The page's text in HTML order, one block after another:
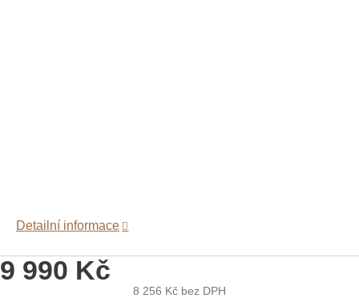
9 990 Kč
8 256 Kč bez DPH
Detailní informace